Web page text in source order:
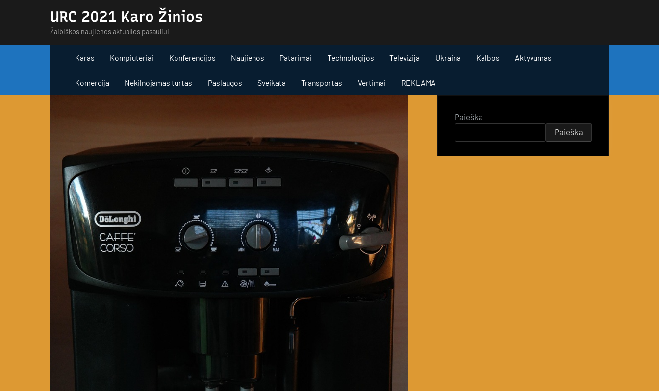
URC 2021 Karo Žinios
Žaibiškos naujienos aktualios pasauliui
Karas Kompiuteriai Konferencijos Naujienos Patarimai Technologijos Televizija Ukraina Kalbos Aktyvumas
Komercija Nekilnojamas turtas Paslaugos Sveikata Transportas Vertimai REKLAMA
Paieška
Paieška